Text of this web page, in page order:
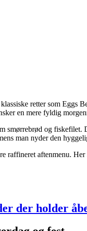
retter som Eggs
en mere fyldig
smørrebrød og
man nyder den
raffineret aftenmenu.
der holder